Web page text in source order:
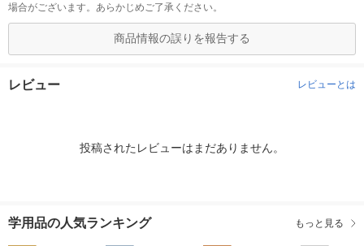
場合がございます。あらかじめご了承ください。
商品情報の誤りを報告する
レビュー レビューとは
投稿されたレビューはまだありません。
学用品の人気ランキング もっと見る